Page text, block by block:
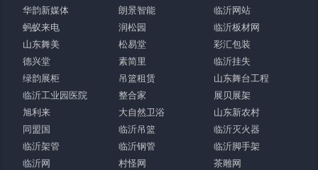
华韵新媒体
朗景智能
临沂网站
蚂蚁来电
润松园
临沂板材网
山东舞美
松易堂
彩汇包装
德兴堂
素简里
临沂挂失
绿韵展柜
吊篮租赁
山东舞台工程
临沂工业园医院
整合家
展贝展架
旭利来
大自然卫浴
山东新农村
同盟国
临沂吊篮
临沂灭火器
临沂架管
临沂钢管
临沂脚手架
临沂网
村怪网
茶雕网